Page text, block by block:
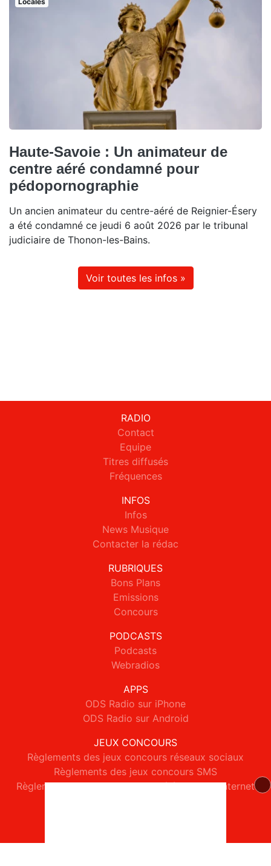
Haute-Savoie : Un animateur de
centre aéré condamné pour
pédopornographie
Un ancien animateur du centre-aéré de Reignier-Ésery
a été condamné ce jeudi 6 août 2026 par le tribunal
judiciaire de Thonon-les-Bains.
Voir toutes les infos »
RADIO
Contact
Equipe
Titres diffusés
Fréquences
INFOS
Infos
News Musique
Contacter la rédac
RUBRIQUES
Bons Plans
Emissions
Concours
PODCASTS
Podcasts
Webradios
APPS
ODS Radio sur iPhone
ODS Radio sur Android
JEUX CONCOURS
Règlements des jeux concours réseaux sociaux
Règlements des jeux concours SMS
Règlements des jeux concours téléphone et internet